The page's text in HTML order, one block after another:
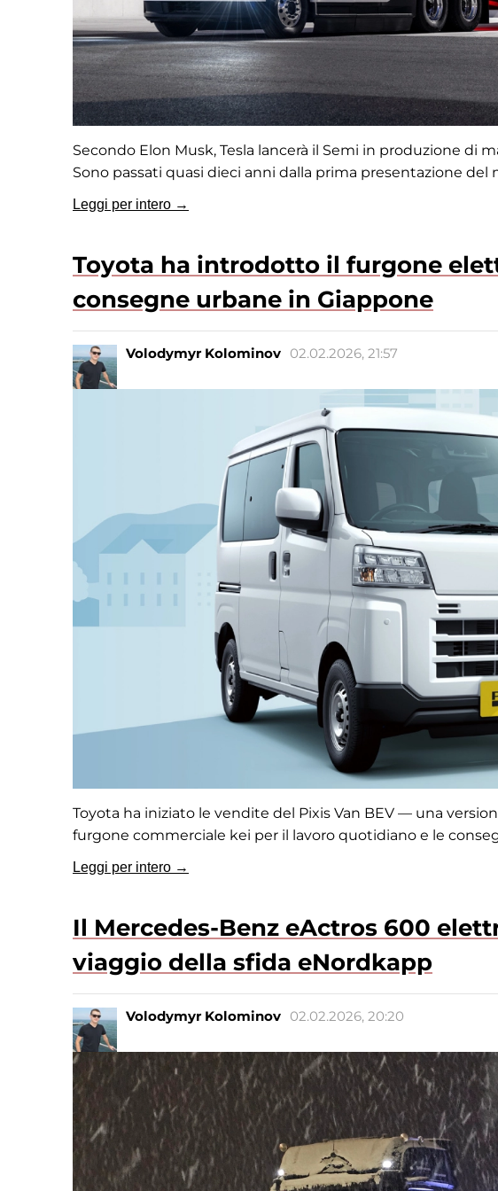
Secondo Elon Musk, Tesla lancerà il Semi in produzione di
Sono passati quasi dieci anni dalla prima presentazione del
Leggi per intero →
Toyota ha introdotto il furgone
consegne urbane in Giappone
Volodymyr Kolominov 02.02.2026, 21:57
Toyota ha iniziato le vendite del Pixis Van BEV — una
furgone commerciale kei per il lavoro quotidiano e le
Leggi per intero →
Il Mercedes-Benz eActros 600
viaggio della sfida eNordkapp
Volodymyr Kolominov 02.02.2026, 20:20